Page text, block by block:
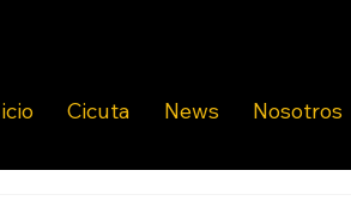
Cicuta News Nosotros